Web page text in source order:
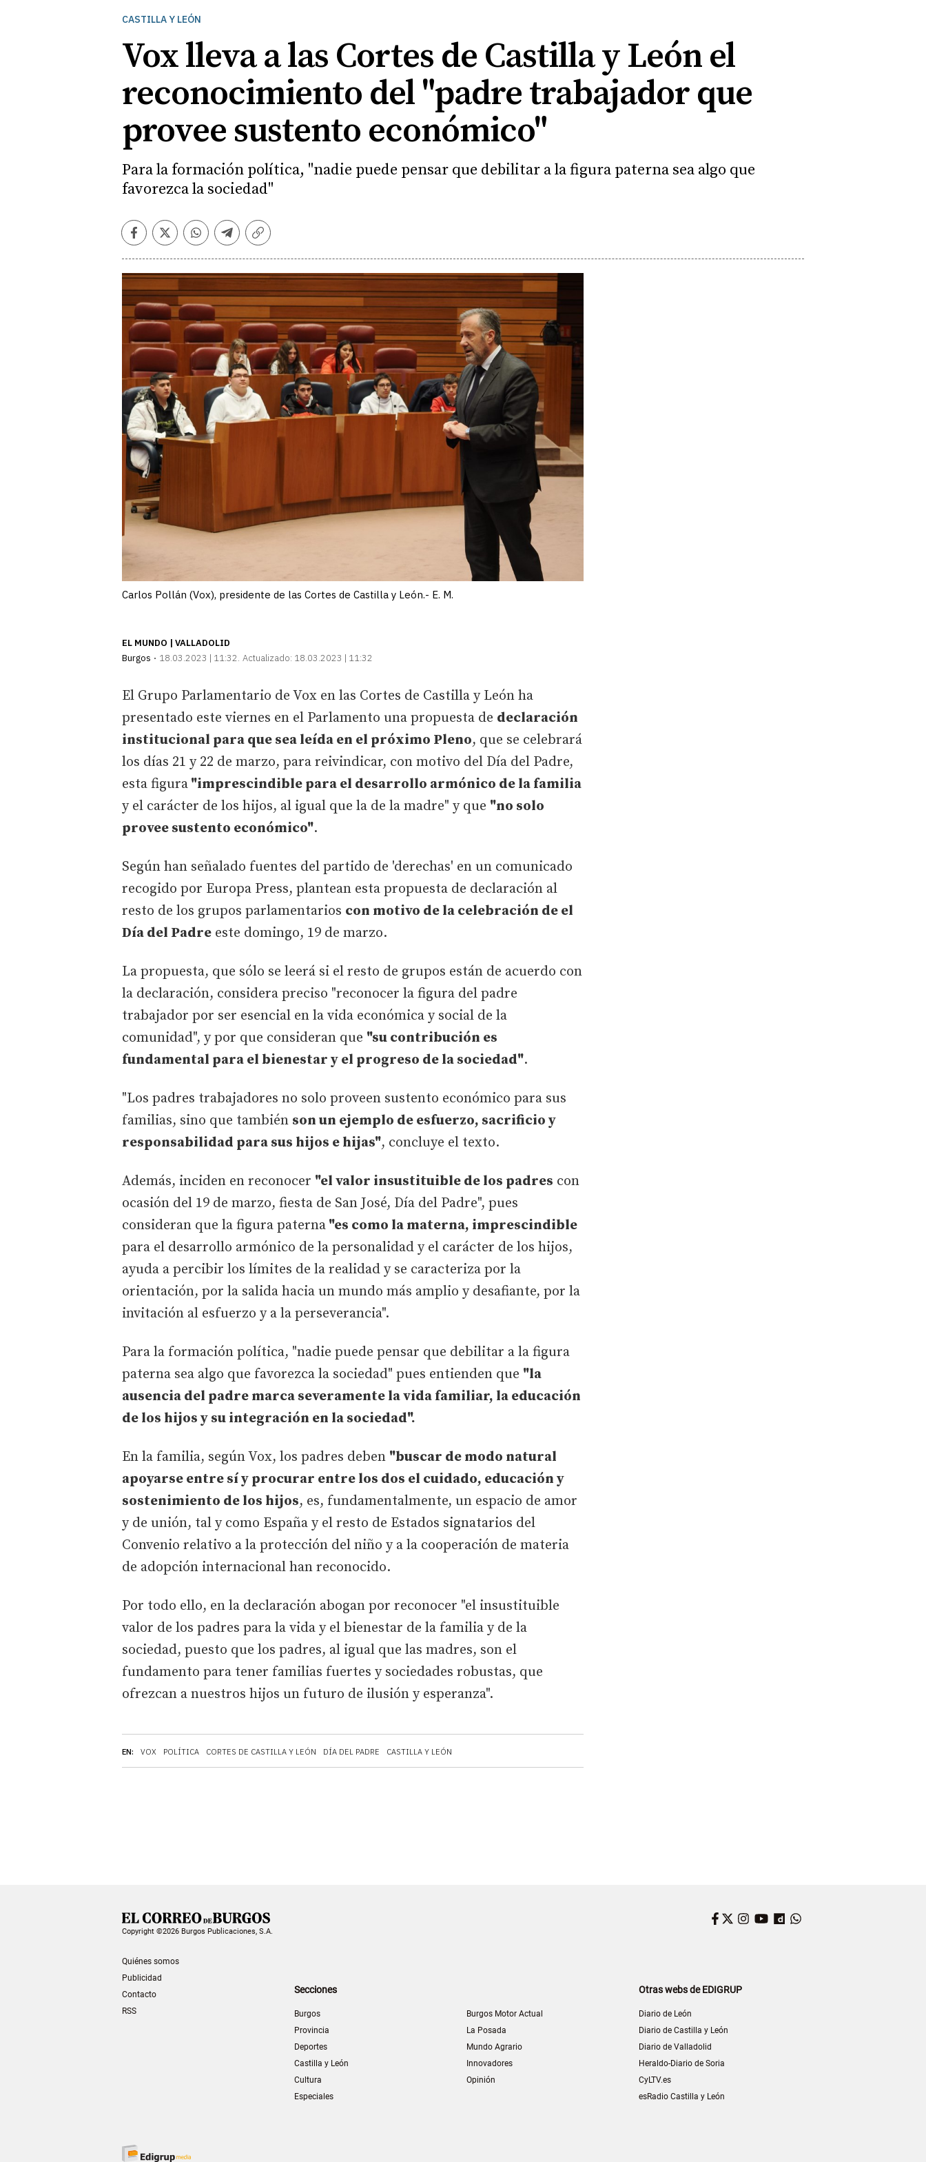
CASTILLA Y LEÓN
Vox lleva a las Cortes de Castilla y León el
reconocimiento del "padre trabajador que
provee sustento económico"
Para la formación política, "nadie puede pensar que debilitar a la figura paterna sea algo que
favorezca la sociedad"
Facebook
TwitterWhatsapp
Telegram
Copiar
Carlos Pollán (Vox), presidente de las Cortes de Castilla y León.- E. M.
EL MUNDO | VALLADOLID
Burgos
18.03.2023 | 11:32 Actualizado: 18.03.2023 | 11:32
EN: VOX POLÍTICA CORTES DE CASTILLA Y LEÓN DÍA DEL PADRE CASTILLA Y LEÓN
El Grupo Parlamentario de Vox en las Cortes de Castilla y León ha
presentado este viernes en el Parlamento una propuesta de declaración
institucional para que sea leída en el próximo Pleno, que se celebrará
los días 21 y 22 de marzo, para reivindicar, con motivo del Día del Padre,
esta figura "imprescindible para el desarrollo armónico de la familia
y el carácter de los hijos, al igual que la de la madre" y que "no solo
provee sustento económico".
Según han señalado fuentes del partido de 'derechas' en un comunicado
recogido por Europa Press, plantean esta propuesta de declaración al
resto de los grupos parlamentarios con motivo de la celebración de el
Día del Padre este domingo, 19 de marzo.
La propuesta, que sólo se leerá si el resto de grupos están de acuerdo con
la declaración, considera preciso "reconocer la figura del padre
trabajador por ser esencial en la vida económica y social de la
comunidad", y por que consideran que "su contribución es
fundamental para el bienestar y el progreso de la sociedad".
"Los padres trabajadores no solo proveen sustento económico para sus
familias, sino que también son un ejemplo de esfuerzo, sacrificio y
responsabilidad para sus hijos e hijas", concluye el texto.
Además, inciden en reconocer "el valor insustituible de los padres con
ocasión del 19 de marzo, fiesta de San José, Día del Padre", pues
consideran que la figura paterna "es como la materna, imprescindible
para el desarrollo armónico de la personalidad y el carácter de los hijos,
ayuda a percibir los límites de la realidad y se caracteriza por la
orientación, por la salida hacia un mundo más amplio y desafiante, por la
invitación al esfuerzo y a la perseverancia".
Para la formación política, "nadie puede pensar que debilitar a la figura
paterna sea algo que favorezca la sociedad" pues entienden que "la
ausencia del padre marca severamente la vida familiar, la educación
de los hijos y su integración en la sociedad".
En la familia, según Vox, los padres deben "buscar de modo natural
apoyarse entre sí y procurar entre los dos el cuidado, educación y
sostenimiento de los hijos, es, fundamentalmente, un espacio de amor
y de unión, tal y como España y el resto de Estados signatarios del
Convenio relativo a la protección del niño y a la cooperación de materia
de adopción internacional han reconocido.
Por todo ello, en la declaración abogan por reconocer "el insustituible
valor de los padres para la vida y el bienestar de la familia y de la
sociedad, puesto que los padres, al igual que las madres, son el
fundamento para tener familias fuertes y sociedades robustas, que
ofrezcan a nuestros hijos un futuro de ilusión y esperanza".
Copyright ©2026 Burgos Publicaciones, S.A.
Quiénes somos
Publicidad
Contacto
RSS
Facebook
Twitter
Instagram
YouTube
Dailymotion
Secciones
Burgos
Provincia
Deportes
Castilla y León
Cultura
Especiales
Burgos Motor Actual
La Posada
Mundo Agrario
Innovadores
Opinión
Otras webs de EDIGRUP
Diario de León
Diario de Castilla y León
Diario de Valladolid
Heraldo-Diario de Soria
CyLTV.es
esRadio Castilla y León